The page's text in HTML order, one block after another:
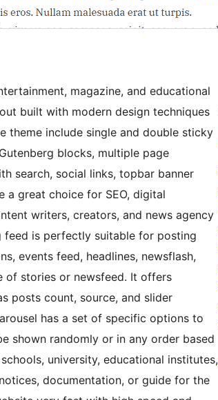
magazine, and educational
built with modern design techniques
theme include single and double sticky
blocks, multiple page
search, social links, topbar banner
a great choice for SEO, digital
writers, creators, and news agency
is perfectly suitable for posting
events feed, headlines, newsflash,
of stories or newsfeed. It offers
posts count, source, and slider
has a set of specific options to
shown randomly or in any order based
university, educational institutes,
documentation, or guide for the